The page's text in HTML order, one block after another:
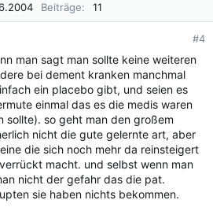
Beiträge 11
#4
man sagt man sollte keine weiteren
bei dement kranken manchmal
ein placebo gibt, und seien es
einmal das es die medis waren
sollte). so geht man den großem
nicht die gute gelernte art, aber
die sich noch mehr da reinsteigert
macht. und selbst wenn man
nicht der gefahr das die pat.
sie haben nichts bekommen.